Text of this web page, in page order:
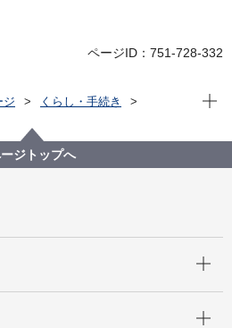
ページID：751-728-332
ジ
くらし・手続き
応援事業【自治会町内会向け】
現在
ジトップへ